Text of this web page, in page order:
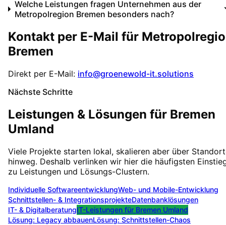
Welche Leistungen fragen Unternehmen aus der
Metropolregion Bremen besonders nach?
Kontakt per E-Mail für
Bremen
Direkt per E-Mail: info@groenewold-it.solutions
Nächste Schritte
Leistungen & Lösungen für Bremen
Umland
Viele Projekte starten lokal, skalieren aber über
hinweg. Deshalb verlinken wir hier die häufigsten
zu Leistungen und Lösungs-Clustern.
Individuelle SoftwareentwicklungWeb- und Mobile-Entwicklung
Schnittstellen- & IntegrationsprojekteDatenbanklösungen
IT- & DigitalberatungIT-Leistungen für Bremen Umland
Lösung: Legacy abbauenLösung: Schnittstellen-Chaos